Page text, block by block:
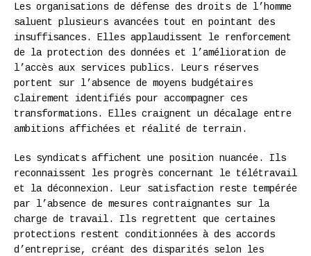
Les organisations de défense des droits de l’homme
saluent plusieurs avancées tout en pointant des
insuffisances. Elles applaudissent le renforcement
de la protection des données et l’amélioration de
l’accès aux services publics. Leurs réserves
portent sur l’absence de moyens budgétaires
clairement identifiés pour accompagner ces
transformations. Elles craignent un décalage entre
ambitions affichées et réalité de terrain.
Les syndicats affichent une position nuancée. Ils
reconnaissent les progrès concernant le télétravail
et la déconnexion. Leur satisfaction reste tempérée
par l’absence de mesures contraignantes sur la
charge de travail. Ils regrettent que certaines
protections restent conditionnées à des accords
d’entreprise, créant des disparités selon les